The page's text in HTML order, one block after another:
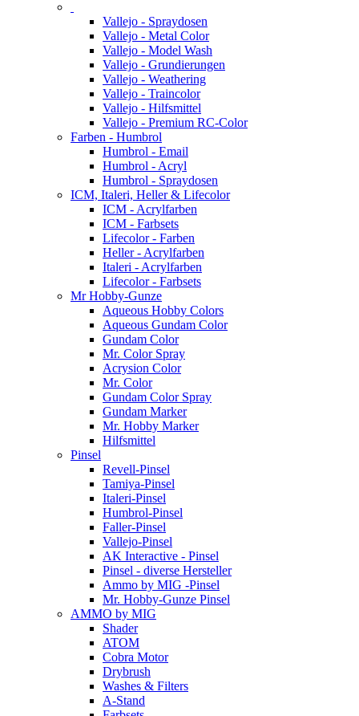
Vallejo - Spraydosen
Vallejo - Metal Color
Vallejo - Model Wash
Vallejo - Grundierungen
Vallejo - Weathering
Vallejo - Traincolor
Vallejo - Hilfsmittel
Vallejo - Premium RC-Color
Farben - Humbrol
Humbrol - Email
Humbrol - Acryl
Humbrol - Spraydosen
ICM, Italeri, Heller & Lifecolor
ICM - Acrylfarben
ICM - Farbsets
Lifecolor - Farben
Heller - Acrylfarben
Italeri - Acrylfarben
Lifecolor - Farbsets
Mr Hobby-Gunze
Aqueous Hobby Colors
Aqueous Gundam Color
Gundam Color
Mr. Color Spray
Acrysion Color
Mr. Color
Gundam Color Spray
Gundam Marker
Mr. Hobby Marker
Hilfsmittel
Pinsel
Revell-Pinsel
Tamiya-Pinsel
Italeri-Pinsel
Humbrol-Pinsel
Faller-Pinsel
Vallejo-Pinsel
AK Interactive - Pinsel
Pinsel - diverse Hersteller
Ammo by MIG -Pinsel
Mr. Hobby-Gunze Pinsel
AMMO by MIG
Shader
ATOM
Cobra Motor
Drybrush
Washes & Filters
A-Stand